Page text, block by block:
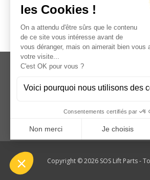
Les informations recueillies à
cédées à des tiers. Votre
Conformément à la loi «
formulaire.
13, ROUTE DE CORBEIL - BP 23
FRANCE
Copyright © 2026 SOS Lift Parts -